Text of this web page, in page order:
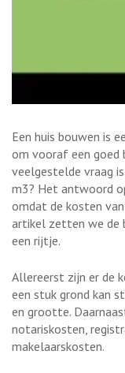
Een huis bouwen is
om vooraf een goed
veelgestelde vraag
m3? Het antwoord
omdat de kosten
artikel zetten we de
een rijtje.
Allereerst zijn er de
een stuk grond kan
en grootte.
notariskosten,
makelaarskosten.